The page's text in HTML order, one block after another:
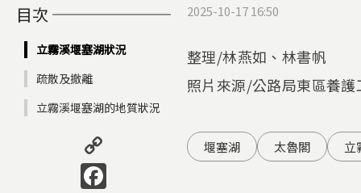
目次
立霧溪堰塞湖狀況
疏散及撤離
立霧溪堰塞湖的地質狀況
Facebook
2025-10-17 16:50
整理/林燕如、林書帆
照片來源/公路局東區養
堰塞湖 太魯閣 立